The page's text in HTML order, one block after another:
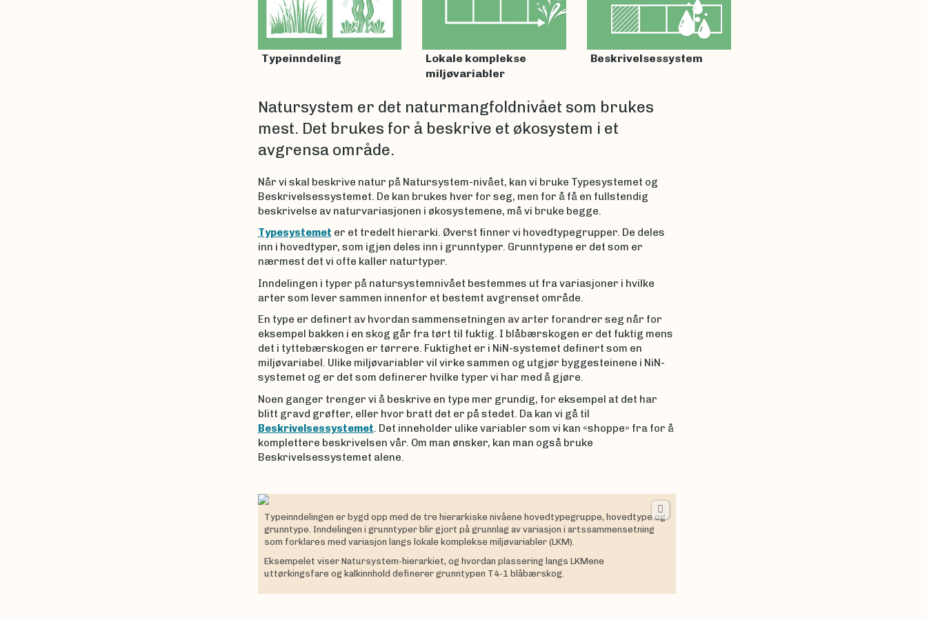
Typeinndeling
Lokale komplekse
miljøvariabler
Beskrivelsessystem
Natursystem er det naturmangfoldnivået som brukes
mest. Det brukes for å beskrive et økosystem i et
avgrensa område.
Når vi skal beskrive natur på Natursystem-nivået, kan vi bruke Typesystemet og
Beskrivelsessystemet. De kan brukes hver for seg, men for å få en fullstendig
beskrivelse av naturvariasjonen i økosystemene, må vi bruke begge.
Typesystemet er et tredelt hierarki. Øverst finner vi hovedtypegrupper. De deles
inn i hovedtyper, som igjen deles inn i grunntyper. Grunntypene er det som er
nærmest det vi ofte kaller naturtyper.
Inndelingen i typer på natursystemnivået bestemmes ut fra variasjoner i hvilke
arter som lever sammen innenfor et bestemt avgrenset område.
En type er definert av hvordan sammensetningen av arter forandrer seg når for
eksempel bakken i en skog går fra tørt til fuktig. I blåbærskogen er det fuktig mens
det i tyttebærskogen er tørrere. Fuktighet er i NiN-systemet definert som en
miljøvariabel. Ulike miljøvariabler vil virke sammen og utgjør byggesteinene i NiN-
systemet og er det som definerer hvilke typer vi har med å gjøre.
Noen ganger trenger vi å beskrive en type mer grundig, for eksempel at det har
blitt gravd grøfter, eller hvor bratt det er på stedet. Da kan vi gå til
Beskrivelsessystemet. Det inneholder ulike variabler som vi kan «shoppe» fra for å
komplettere beskrivelsen vår. Om man ønsker, kan man også bruke
Beskrivelsessystemet alene.
Typeinndelingen er bygd opp med de tre hierarkiske nivåene hovedtypegruppe, hovedtype og
grunntype. Inndelingen i grunntyper blir gjort på grunnlag av variasjon i artssammensetning
som forklares med variasjon langs lokale komplekse miljøvariabler (LKM).
Eksempelet viser Natursystem-hierarkiet, og hvordan plassering langs LKMene
uttørkingsfare og kalkinnhold definerer grunntypen T4-1 blåbærskog.